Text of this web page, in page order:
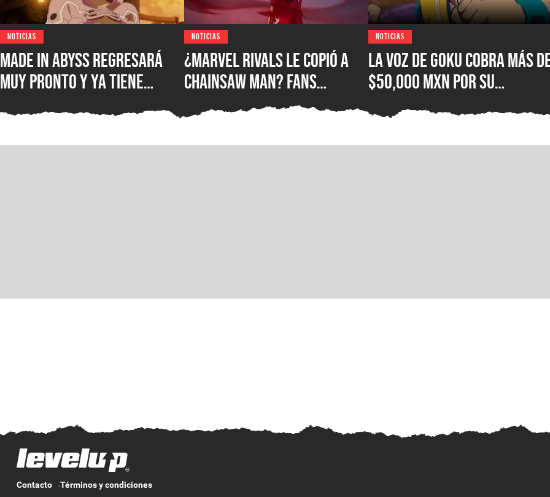
NOTICIAS
Made in Abyss regresará
muy pronto y ya tiene
los cines de japoneses en
NOTICIAS
¿Marvel Rivals le copió a
Chainsaw Man? Fans
comparan a The Hood con el
Demonio Pistola
NOTICIAS
La voz de Goku cobra más
$50,000 MXN por su
consideran que es un precio
excesivo
Contacto Términos y condiciones